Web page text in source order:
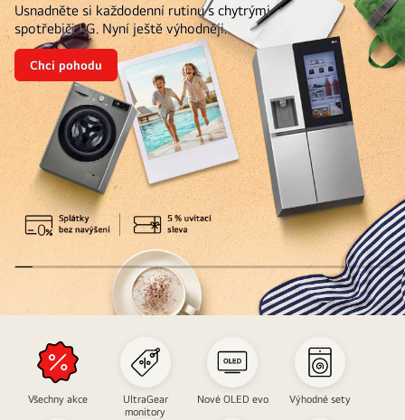
normal
Usnadněte si každodenní rutinu s chytrými
spotřebiči LG. Nyní ještě výhodněji.
Připraveni
na
návrat
do
reality?
Chci pohodu
Všechny akce
UltraGear
monitory
Nové OLED evo Výhodné sety